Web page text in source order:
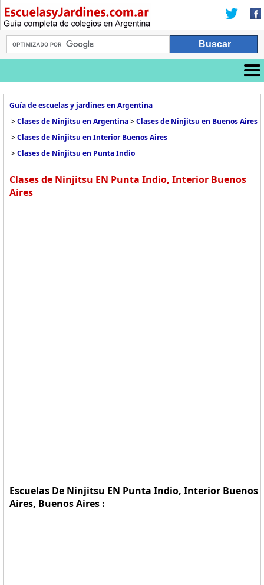
Guía de escuelas y jardines en Argentina
>Clases de Ninjitsu en Argentina>Clases de Ninjitsu en Buenos Aires
>Clases de Ninjitsu en Interior Buenos Aires
>Clases de Ninjitsu en Punta Indio
Clases de Ninjitsu EN Punta Indio, Interior Buenos
Aires
Escuelas De Ninjitsu EN Punta Indio, Interior Buenos
Aires, Buenos Aires :